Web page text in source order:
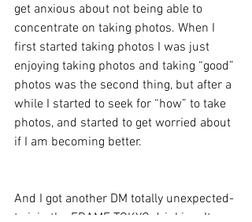
get anxious about not being able to
concentrate on taking photos. When I
first started taking photos I was just
enjoying taking photos and taking “good”
photos was the second thing, but after a
while I started to seek for “how” to take
photos, and started to get worried about
if I am becoming better.
And I got another DM totally unexpected-
to join the FRAME TOKYO drinking. It